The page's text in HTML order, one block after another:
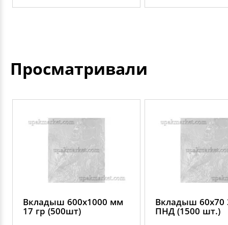
Просматривали
Вкладыш 600х1000 мм
17 гр (500шт)
Вкладыш 60х70
ПНД (1500 шт.)